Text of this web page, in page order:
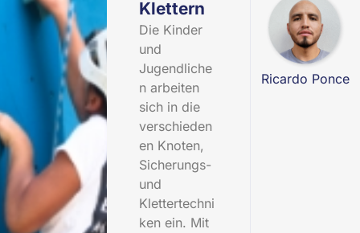
Klettern
Die Kinder
und
Jugendliche
n arbeiten
sich in die
verschieden
en Knoten,
Sicherungs-
und
Klettertechni
ken ein. Mit
Ricardo Ponce